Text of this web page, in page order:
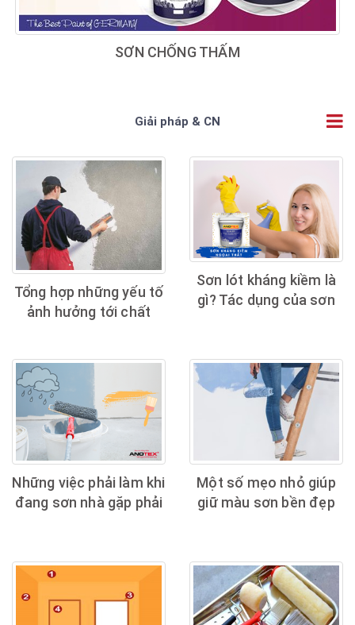
SƠN CHỐNG THẤM
Giải pháp & CN
Tổng hợp những yếu tố
ảnh hưởng tới chất
Sơn lót kháng kiềm là
gì? Tác dụng của sơn
Những việc phải làm khi
đang sơn nhà gặp phải
Một số mẹo nhỏ giúp
giữ màu sơn bền đẹp